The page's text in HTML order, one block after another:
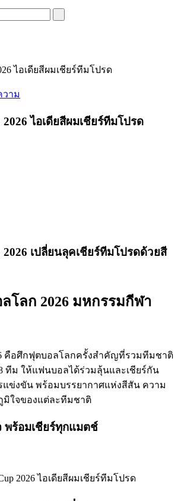
าม
ไอเดียสีผมเชียร์ทีมโปรด
เปลี่ยนลุคเชียร์ทีมโปรดด้วยสี
โลก 2026 มหกรรมกีฬา
คือศึกฟุตบอลโลกครั้งสำคัญที่รวมทีมชาติ
ทีม ให้แฟนบอลได้ร่วมลุ้นและเชียร์กัน
แข่งขัน พร้อมบรรยากาศแห่งสีสัน ความ
ใจของแต่ละทีมชาติ
พร้อมเชียร์ทุกแมตช์